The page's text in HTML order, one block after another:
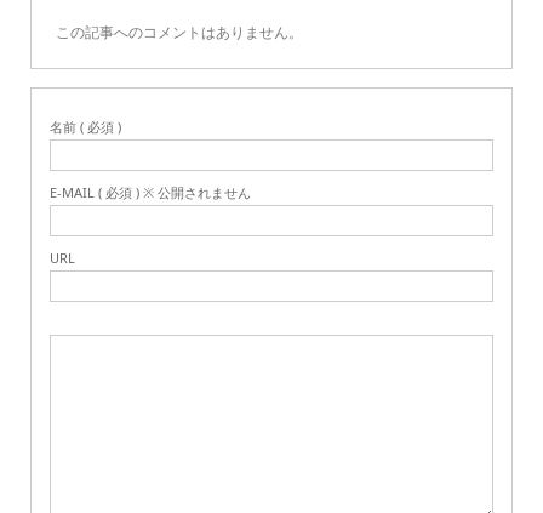
この記事へのコメントはありません。
名前 ( 必須 )
E-MAIL ( 必須 ) ※ 公開されません
URL